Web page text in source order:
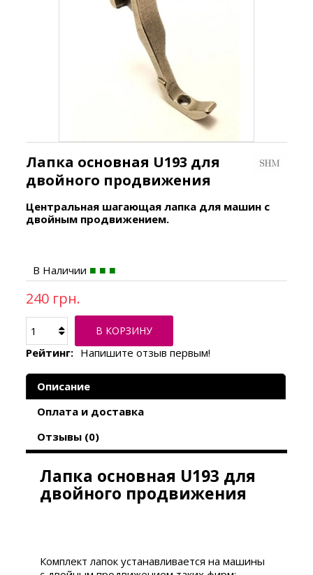
Лапка основная U193 для
двойного продвижения
Центральная шагающая лапка для машин с
двойным продвижением.
В Наличии
240 грн.
В КОРЗИНУ
Рейтинг: Напишите отзыв первым!
Описание
Оплата и доставка
Отзывы (0)
Лапка основная U193 для
двойного продвижения
Комплект лапок устанавливается на машины